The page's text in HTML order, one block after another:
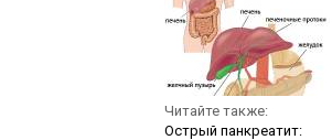
Читайте также:
Острый панкреатит: